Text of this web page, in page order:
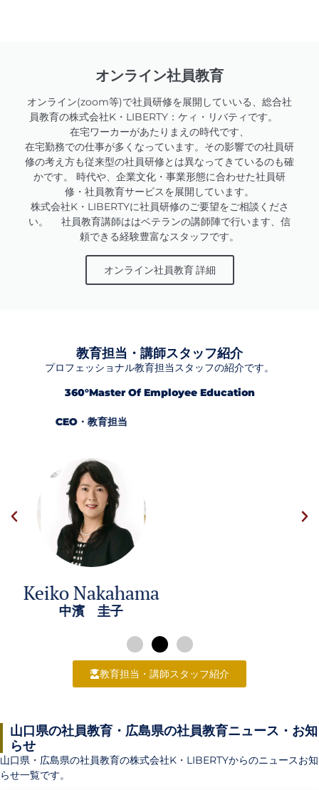
オンライン社員教育
オンライン(zoom等)で社員研修を展開していいる、総合社
員教育の株式会社K・LIBERTY：ケィ・リバティです。
在宅ワーカーがあたりまえの時代です、
在宅勤務での仕事が多くなっています。その影響での社員研
修の考え方も従来型の社員研修とは異なってきているのも確
かです。 時代や、企業文化・事業形態に合わせた社員研
修・社員教育サービスを展開しています。
株式会社K・LIBERTYに社員研修のご要望をご相談くださ
い。 社員教育講師ははベテランの講師陣で行います、信
頼できる経験豊富なスタッフです。
オンライン社員教育 詳細
教育担当・講師スタッフ紹介
プロフェッショナル教育担当スタッフの紹介です。
360°Master Of Employee Education
Kazuko Ishii
教育担当・講師スタッフ紹介
山口県の社員教育・広島県の社員教育ニュース・お知
らせ
山口県・広島県の社員教育の株式会社K・LIBERTYからのニュースお知
らせ一覧です。